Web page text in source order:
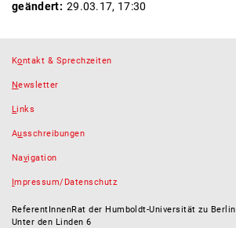
geändert: 29.03.17, 17:30
Kontakt & Sprechzeiten
Newsletter
Links
Ausschreibungen
Navigation
Impressum/Datenschutz
ReferentInnenRat der Humboldt-Universität zu Berlin
Unter den Linden 6